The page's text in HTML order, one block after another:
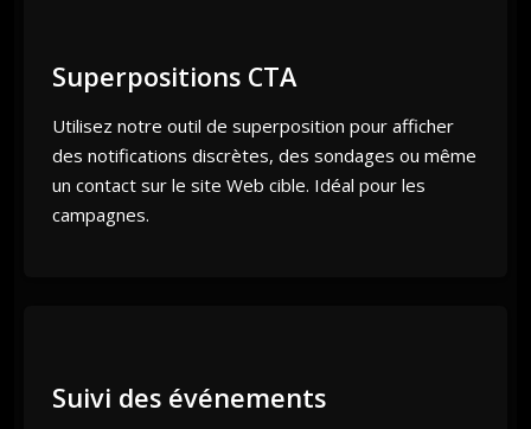
Superpositions CTA
Utilisez notre outil de superposition pour afficher
des notifications discrètes, des sondages ou même
un contact sur le site Web cible. Idéal pour les
campagnes.
Suivi des événements